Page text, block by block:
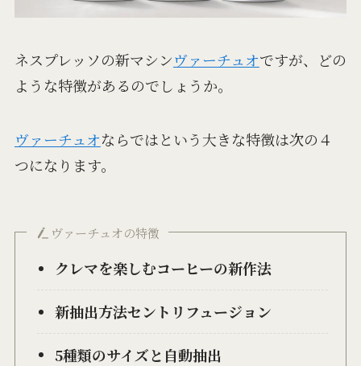
ネスプレッソの新マシンヴァーチュオですが、どの
ような特徴があるのでしょうか。
ヴァーチュオならではという大きな特徴は次の４
つになります。
ヴァーチュオの特徴
クレマを楽しむコーヒーの新作法
新抽出方法セントリフュージョン
5種類のサイズと自動抽出